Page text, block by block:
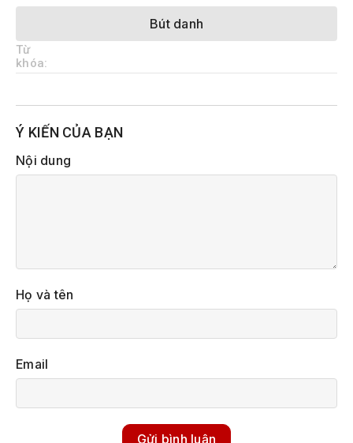
Bút danh
Từ
khóa:
Ý KIẾN CỦA BẠN
Nội dung
Họ và tên
Email
Gửi bình luận